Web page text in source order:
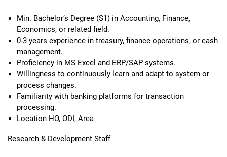
Min. Bachelor’s Degree (S1) in Accounting, Finance,
Economics, or related field.
0-3 years experience in treasury, finance operations, or cash
management.
Proficiency in MS Excel and ERP/SAP systems.
Willingness to continuously learn and adapt to system or
process changes.
Familiarity with banking platforms for transaction
processing.
Location HO, ODI, Area
Research & Development Staff